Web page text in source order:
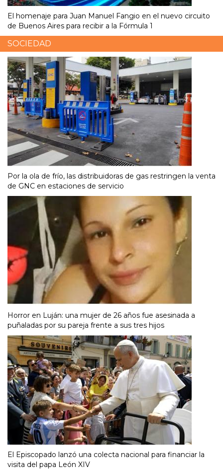
El homenaje para Juan Manuel Fangio en el nuevo circuito
de Buenos Aires para recibir a la Fórmula 1
SOCIEDAD
Por la ola de frío, las distribuidoras de gas restringen la venta
de GNC en estaciones de servicio
Horror en Luján: una mujer de 26 años fue asesinada a
puñaladas por su pareja frente a sus tres hijos
El Episcopado lanzó una colecta nacional para financiar la
visita del papa León XIV